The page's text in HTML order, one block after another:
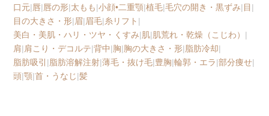
口元|唇|唇の形|太もも|小顔•二重顎|植毛|毛穴の開き・黒ずみ|目 |
目の大きさ・形|眉|眉毛|糸リフト |
美白・美肌・ハリ・ツヤ・くすみ|肌|肌荒れ・乾燥（こじわ） |
肩|肩こり・デコルテ|背中|胸|胸の大きさ・形|脂肪冷却|
脂肪吸引 |脂肪溶解注射|薄毛・抜け毛|豊胸|輪郭・エラ|部分痩せ|
頭|顎|首・うなじ|髪